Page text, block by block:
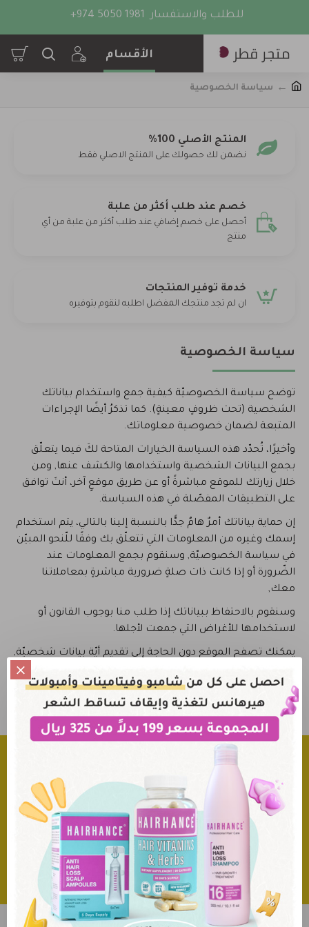
للطلب والاستفسار +974 5050 1981
سياسة الخصوصية
المنتج الأصلي 100%
نضمن لك حصولك على المنتج الاصلي فقط
خصم عند طلب أكثر من علبة
أحصل على خصم إضافي عند طلب أكثر من علبة من أي
منتج
خدمة توفير المنتجات
ان لم تجد منتجك المفضل اطلبه لنقوم بتوفيره
سياسة الخصوصية
توضح سياسة الخصوصيّة كيفية جمع واستخدام بياناتك
الشخصية (تحت ظروفٍ معينةٍ). كما تذكرُ أيضًا الإجراءات
المتبعة لضمان خصوصية معلوماتك.
وأخيرًا، تُحدّد هذه السياسة الخيارات المتاحة لكَ فيما يتعلّق
بجمع البيانات الشخصية واستخدامها والكشف عنها, ومن
خلال زيارتك للموقع مباشرةً أو عن طريق موقعٍ آخر، أنتَ توافق
على التطبيقات المفصّلة في هذه السياسة.
إن حماية بياناتك أمرٌ هامٌ جدًّا بالنسبة إلينا بالتالي، يتم استخدام
إسمك وغيره من المعلومات التي تتعلّق بك وفقًا للّنحو المبيّن
في سياسة الخصوصيّة, وسنقوم بجمع المعلومات عند
الضّرورة أو إذا كانت ذات صلةٍ ضرورية مباشرةٍ بمعاملاتنا
معك,
وسنقوم بالاحتفاظ ببياناتك إذا طلب منا بوجوب القانون أو
لاستخدامها للأغراض التي جمعت لأجلها.
يمكنك تصفح الموقع دون الحاجة إلى تقديم أيّة بيانات شخصيّة,
كشفها إلا إذا كنتَ تملك حسابا إلكترونيا خاصًا على الموقع
تَنفذُ إليه بواسطة إسم المستخدم وكلمة السرّ.
* تنويه: الإدعاءات حول هذا المنتج لم يتم تقيمها من قبل أي
مؤسسة طبية و مُنطلِقة من المُصنع أو المُورِد حول المنتج.
النتائج قد تختلف من شخص إلى آخر حتى عند استخدام هذا
المنتج بشكل صحيح. هذا المنتج علامة تجارية للمُصنع و يقوم
الموقع بنشاط التوزيع فقط.